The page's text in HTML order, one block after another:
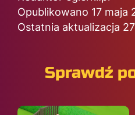
Opublikowano 17 maja
Ostatnia aktualizacja
Sprawdź